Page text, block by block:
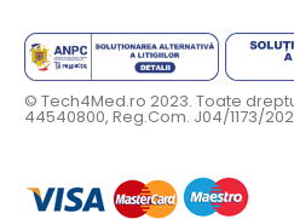
© Tech4Med.ro 2023. Toate
44540800, Reg.Com. J04/1173/